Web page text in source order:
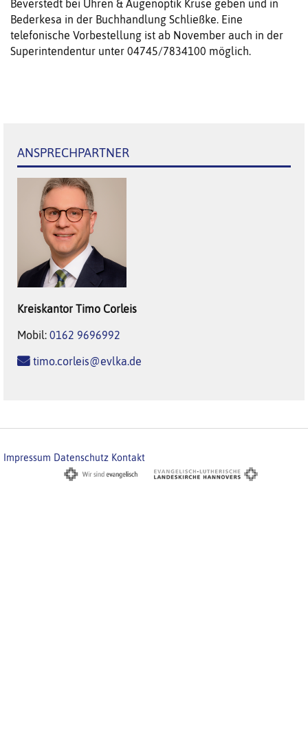
Beverstedt bei Uhren & Augenoptik Kruse geben und in
Bederkesa in der Buchhandlung Schließke. Eine
telefonische Vorbestellung ist ab November auch in der
Superintendentur unter 04745/7834100 möglich.
ANSPRECHPARTNER
Kreiskantor Timo Corleis
Mobil: 0162 9696992
timo.corleis@evlka.de
Impressum Datenschutz Kontakt